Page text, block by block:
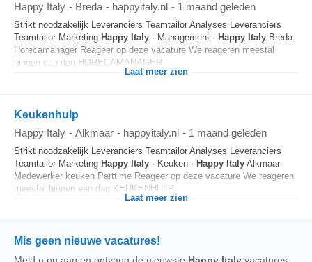
Happy Italy - Breda - happyitaly.nl - 1 maand geleden
Strikt noodzakelijk Leveranciers Teamtailor Analyses Leveranciers
Teamtailor Marketing Happy Italy · Management · Happy Italy Breda
Horecamanager Reageer op deze vacature We reageren meestal
binnen een dag HORECAMANAGER...
Laat meer zien
Keukenhulp
Happy Italy - Alkmaar - happyitaly.nl - 1 maand geleden
Strikt noodzakelijk Leveranciers Teamtailor Analyses Leveranciers
Teamtailor Marketing Happy Italy · Keuken · Happy Italy Alkmaar
Medewerker keuken Parttime Reageer op deze vacature We reageren
meestal binnen een dag KEUKENHULP...
Laat meer zien
Mis geen nieuwe vacatures!